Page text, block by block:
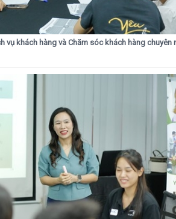
vụ khách hàng và Chăm sóc khách hàng chuyên